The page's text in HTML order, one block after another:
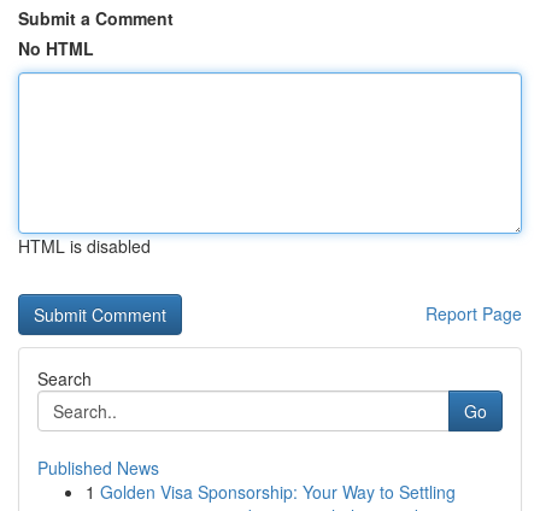
Submit a Comment
No HTML
HTML is disabled
Report Page
Search
Go
Published News
1 Golden Visa Sponsorship: Your Way to Settling